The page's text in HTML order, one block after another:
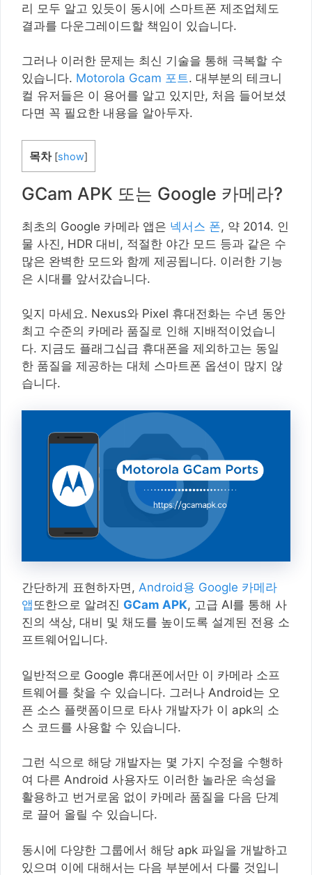
리 모두 알고 있듯이 동시에 스마트폰 제조업체도
결과를 다운그레이드할 책임이 있습니다.
그러나 이러한 문제는 최신 기술을 통해 극복할 수
있습니다. Motorola Gcam 포트. 대부분의 테크니
컬 유저들은 이 용어를 알고 있지만, 처음 들어보셨
다면 꼭 필요한 내용을 알아두자.
목차 [show]
GCam APK 또는 Google 카메라?
최초의 Google 카메라 앱은 넥서스 폰, 약 2014. 인
물 사진, HDR 대비, 적절한 야간 모드 등과 같은 수
많은 완벽한 모드와 함께 제공됩니다. 이러한 기능
은 시대를 앞서갔습니다.
잊지 마세요. Nexus와 Pixel 휴대전화는 수년 동안
최고 수준의 카메라 품질로 인해 지배적이었습니
다. 지금도 플래그십급 휴대폰을 제외하고는 동일
한 품질을 제공하는 대체 스마트폰 옵션이 많지 않
습니다.
간단하게 표현하자면, Android용 Google 카메라
앱또한으로 알려진 GCam APK, 고급 AI를 통해 사
진의 색상, 대비 및 채도를 높이도록 설계된 전용 소
프트웨어입니다.
일반적으로 Google 휴대폰에서만 이 카메라 소프
트웨어를 찾을 수 있습니다. 그러나 Android는 오
픈 소스 플랫폼이므로 타사 개발자가 이 apk의 소
스 코드를 사용할 수 있습니다.
그런 식으로 해당 개발자는 몇 가지 수정을 수행하
여 다른 Android 사용자도 이러한 놀라운 속성을
활용하고 번거로움 없이 카메라 품질을 다음 단계
로 끌어 올릴 수 있습니다.
동시에 다양한 그룹에서 해당 apk 파일을 개발하고
있으며 이에 대해서는 다음 부분에서 다룰 것입니